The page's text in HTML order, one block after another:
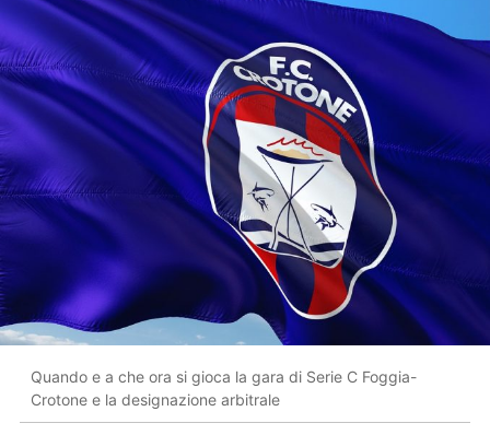
Quando e a che ora si gioca la gara di Serie C Foggia-
Crotone e la designazione arbitrale